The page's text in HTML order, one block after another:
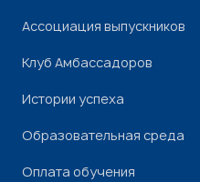
Ассоциация выпускников
Клуб Амбассадоров
Истории успеха
Образовательная среда
Оплата обучения